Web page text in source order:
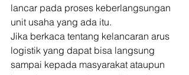
lancar pada proses keberlangsungan
unit usaha yang ada itu.
Jika berkaca tentang kelancaran arus
logistik yang dapat bisa langsung
sampai kepada masyarakat ataupun